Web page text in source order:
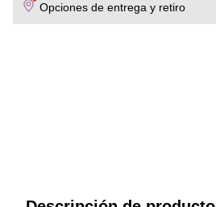
Opciones de entrega y retiro